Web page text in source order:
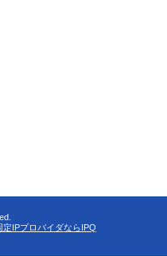
IPプロバイダならIPQ